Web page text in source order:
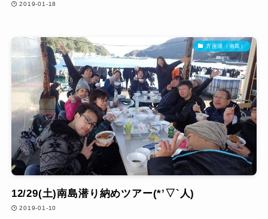
2019-01-18
方座浦（南島）
12/29(土)南島潜り納めツアー(*’▽`人)
2019-01-10